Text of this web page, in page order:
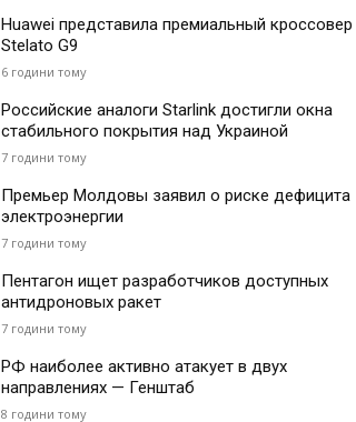
Huawei представила премиальный кроссовер
Stelato G9
6 години тому
Российские аналоги Starlink достигли окна
стабильного покрытия над Украиной
7 години тому
Премьер Молдовы заявил о риске дефицита
электроэнергии
7 години тому
Пентагон ищет разработчиков доступных
антидроновых ракет
7 години тому
РФ наиболее активно атакует в двух
направлениях — Генштаб
8 години тому